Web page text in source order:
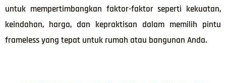
untuk mempertimbangkan faktor-faktor seperti kekuatan,
keindahan, harga, dan kepraktisan dalam memilih pintu
frameless yang tepat untuk rumah atau bangunan Anda.